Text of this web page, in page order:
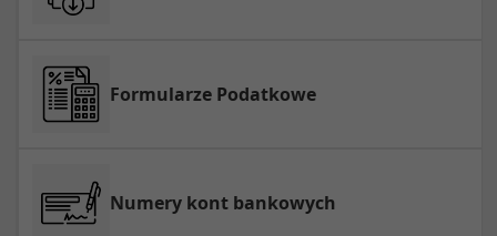
Formularze Podatkowe
Numery kont bankowych